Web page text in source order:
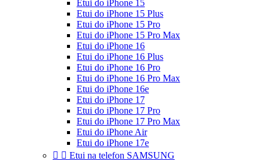
Etui do iPhone 15
Etui do iPhone 15 Plus
Etui do iPhone 15 Pro
Etui do iPhone 15 Pro Max
Etui do iPhone 16
Etui do iPhone 16 Plus
Etui do iPhone 16 Pro
Etui do iPhone 16 Pro Max
Etui do iPhone 16e
Etui do iPhone 17
Etui do iPhone 17 Pro
Etui do iPhone 17 Pro Max
Etui do iPhone Air
Etui do iPhone 17e
  Etui na telefon SAMSUNG